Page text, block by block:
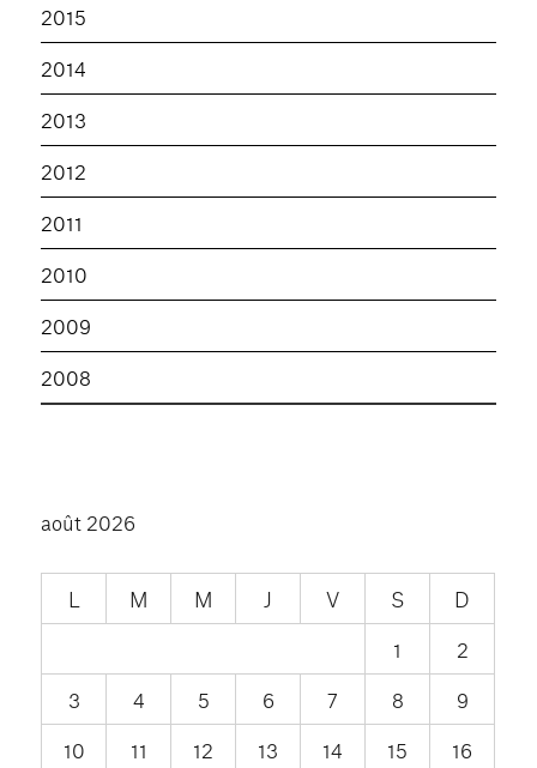
2015
2014
2013
2012
2011
2010
2009
2008
août 2026
L M M J V S
D
1
2
3
4 5 6 7 8
9
10
11 12 13 14 15
16